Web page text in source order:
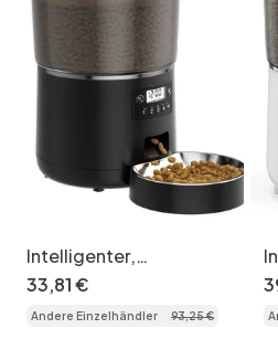
Intelligenter,
automatischer 4-Liter-
Futterautomat für
Katzen und Hunde
33,81€
Andere Einzelhändler 93,25€
l